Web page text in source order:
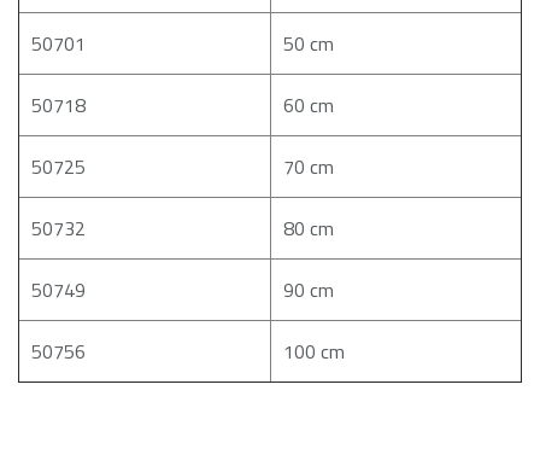
50701 50 cm
50718 60 cm
50725 70 cm
50732 80 cm
50749 90 cm
50756 100 cm